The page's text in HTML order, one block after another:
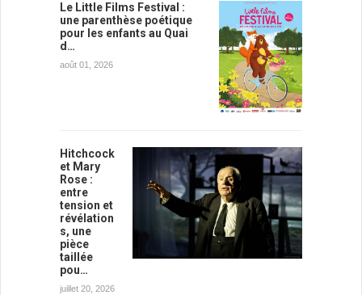
Le Little Films Festival :
une parenthèse poétique
pour les enfants au Quai
d…
août 01, 2026
Hitchcock
et Mary
Rose :
entre
tension et
révélation
s, une
pièce
taillée
pou…
juillet 20, 2026